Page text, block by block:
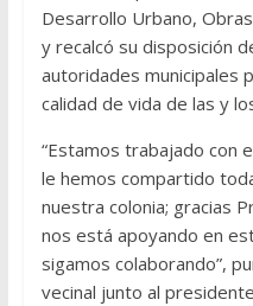
Desarrollo Urbano,
y recalcó su disposición
autoridades municipales
calidad de vida de las y
“Estamos trabajado con
le hemos compartido
nuestra colonia; gracias
nos está apoyando en
sigamos colaborando”,
vecinal junto al